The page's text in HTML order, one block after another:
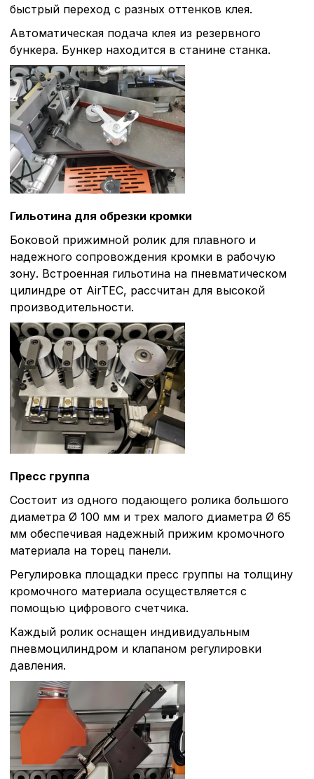
быстрый переход с разных оттенков клея.
Автоматическая подача клея из резервного
бункера. Бункер находится в станине станка.
Гильотина для обрезки кромки
Боковой прижимной ролик для плавного и
надежного сопровождения кромки в рабочую
зону. Встроенная гильотина на пневматическом
цилиндре от AirTEC, рассчитан для высокой
производительности.
Пресс группа
Состоит из одного подающего ролика большого
диаметра Ø 100 мм и трех малого диаметра Ø 65
мм обеспечивая надежный прижим кромочного
материала на торец панели.
Регулировка площадки пресс группы на толщину
кромочного материала осуществляется с
помощью цифрового счетчика.
Каждый ролик оснащен индивидуальным
пневмоцилиндром и клапаном регулировки
давления.